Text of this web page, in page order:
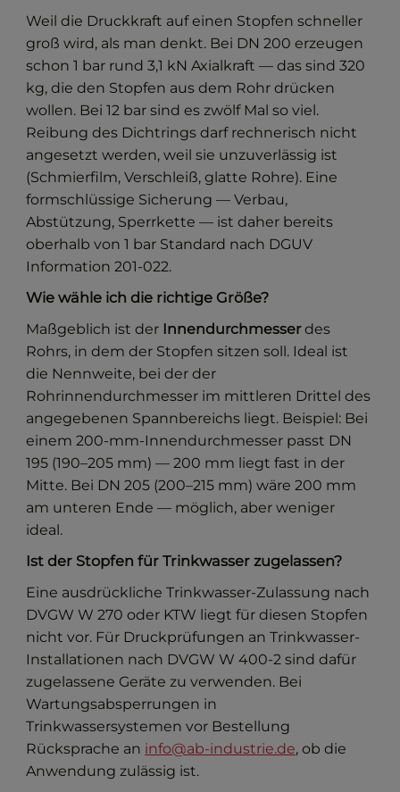
Weil die Druckkraft auf einen Stopfen schneller
groß wird, als man denkt. Bei DN 200 erzeugen
schon 1 bar rund 3,1 kN Axialkraft — das sind 320
kg, die den Stopfen aus dem Rohr drücken
wollen. Bei 12 bar sind es zwölf Mal so viel.
Reibung des Dichtrings darf rechnerisch nicht
angesetzt werden, weil sie unzuverlässig ist
(Schmierfilm, Verschleiß, glatte Rohre). Eine
formschlüssige Sicherung — Verbau,
Abstützung, Sperrkette — ist daher bereits
oberhalb von 1 bar Standard nach DGUV
Information 201-022.
Wie wähle ich die richtige Größe?
Maßgeblich ist der Innendurchmesserdes
Rohrs, in dem der Stopfen sitzen soll. Ideal ist
die Nennweite, bei der der
Rohrinnendurchmesser im mittleren Drittel des
angegebenen Spannbereichs liegt. Beispiel: Bei
einem 200-mm-Innendurchmesser passt DN
195 (190–205 mm) — 200 mm liegt fast in der
Mitte. Bei DN 205 (200–215 mm) wäre 200 mm
am unteren Ende — möglich, aber weniger
ideal.
Ist der Stopfen für Trinkwasser zugelassen?
Eine ausdrückliche Trinkwasser-Zulassung nach
DVGW W 270 oder KTW liegt für diesen Stopfen
nicht vor. Für Druckprüfungen an Trinkwasser-
Installationen nach DVGW W 400-2 sind dafür
zugelassene Geräte zu verwenden. Bei
Wartungsabsperrungen in
Trinkwassersystemen vor Bestellung
Rücksprache an info@ab-industrie.de, ob die
Anwendung zulässig ist.